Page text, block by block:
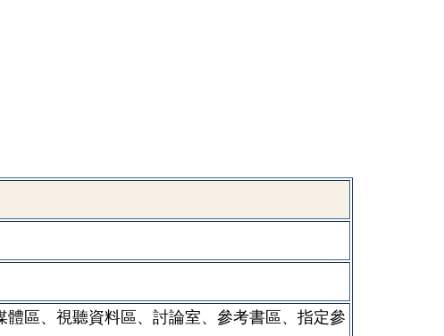
體區、視聽資料區、討論室、參考書區、指定參